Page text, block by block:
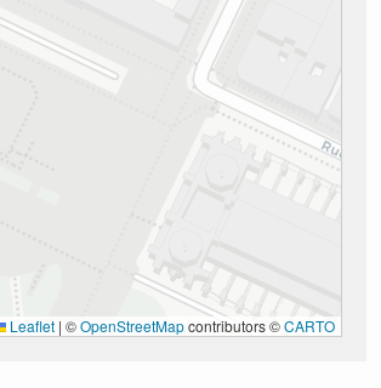
Leaflet | ©OpenStreetMapcontributors ©CARTO